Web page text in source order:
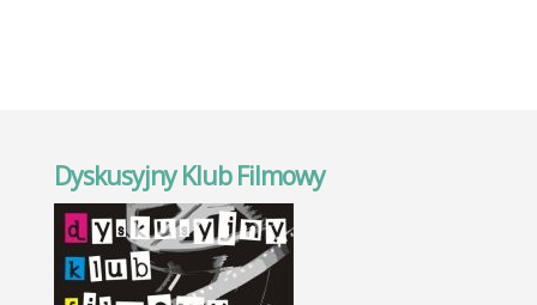
Dyskusyjny Klub Filmowy